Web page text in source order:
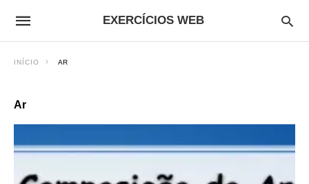
EXERCÍCIOS WEB
INÍCIO AR
Ar